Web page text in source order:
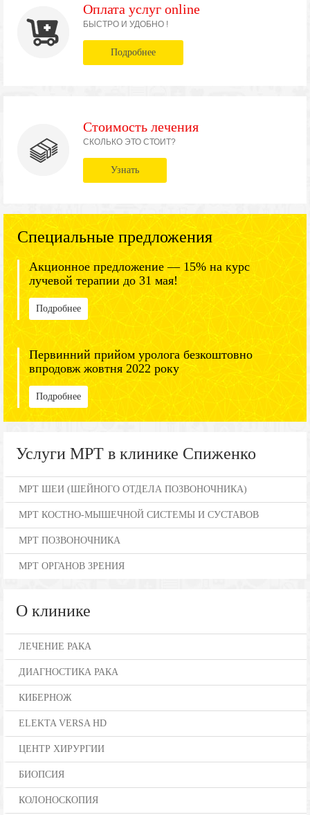
Оплата услуг online
БЫСТРО И УДОБНО !
Подробнее
Стоимость лечения
СКОЛЬКО ЭТО СТОИТ?
Узнать
Специальные предложения
Акционное предложение — 15% на курс
лучевой терапии до 31 мая!
Подробнее
Первинний прийом уролога безкоштовно
впродовж жовтня 2022 року
Подробнее
Услуги МРТ в клинике Спиженко
МРТ ШЕИ (ШЕЙНОГО ОТДЕЛА ПОЗВОНОЧНИКА)
МРТ КОСТНО-МЫШЕЧНОЙ СИСТЕМЫ И СУСТАВОВ
МРТ ПОЗВОНОЧНИКА
МРТ ОРГАНОВ ЗРЕНИЯ
О клинике
ЛЕЧЕНИЕ РАКА
ДИАГНОСТИКА РАКА
КИБЕРНОЖ
ELEKTA VERSA HD
ЦЕНТР ХИРУРГИИ
БИОПСИЯ
КОЛОНОСКОПИЯ